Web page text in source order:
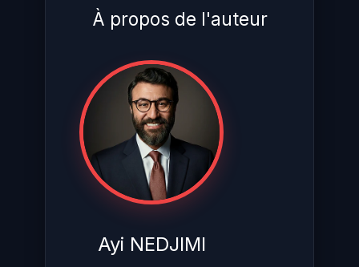
À propos de l'auteur
Ayi NEDJIMI